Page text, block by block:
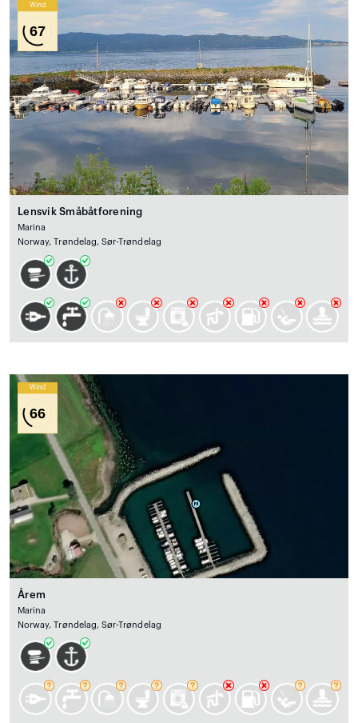
Wind
67
Lensvik Småbåtforening
Marina
Norway, Trøndelag, Sør-Trøndelag
Wind
66
Årem
Marina
Norway, Trøndelag, Sør-Trøndelag